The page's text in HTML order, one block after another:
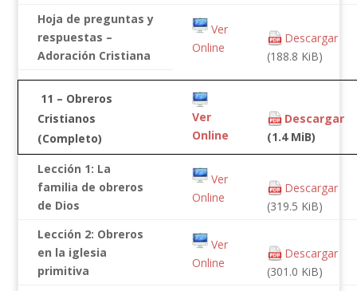
Hoja de preguntas y
respuestas –
Adoración Cristiana
Ver
Online
Descargar
(188.8 KiB)
11 – Obreros
Cristianos
(Completo)
Ver
Online
Descargar
(1.4 MiB)
Lección 1: La
familia de obreros
de Dios
Ver
Online
Descargar
(319.5 KiB)
Lección 2: Obreros
en la iglesia
primitiva
Ver
Online
Descargar
(301.0 KiB)